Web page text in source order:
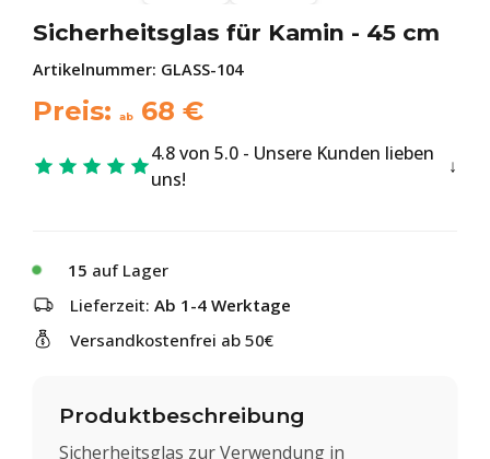
Sicherheitsglas für Kamin - 45 cm
Artikelnummer: GLASS-104
Preis: ab 68 €
4.8 von 5.0 - Unsere Kunden lieben
uns!
15 auf Lager
Lieferzeit: Ab 1-4 Werktage
Versandkostenfrei ab 50€
Produktbeschreibung
Sicherheitsglas zur Verwendung in